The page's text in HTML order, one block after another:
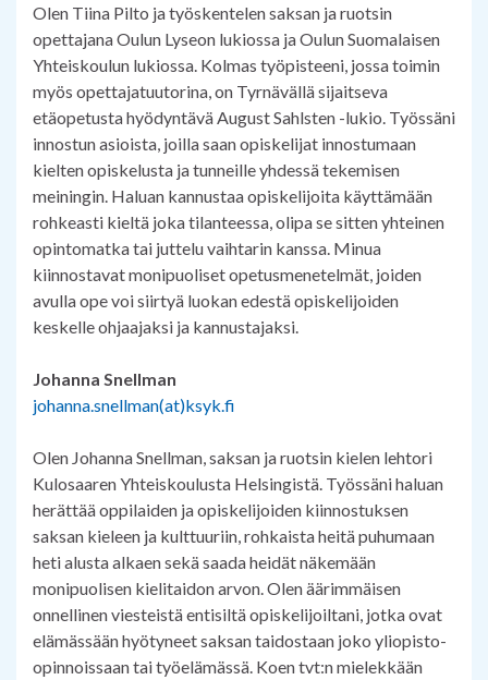
Olen Tiina Pilto ja työskentelen saksan ja ruotsin
opettajana Oulun Lyseon lukiossa ja Oulun Suomalaisen
Yhteiskoulun lukiossa. Kolmas työpisteeni, jossa toimin
myös opettajatuutorina, on Tyrnävällä sijaitseva
etäopetusta hyödyntävä August Sahlsten -lukio. Työssäni
innostun asioista, joilla saan opiskelijat innostumaan
kielten opiskelusta ja tunneille yhdessä tekemisen
meiningin. Haluan kannustaa opiskelijoita käyttämään
rohkeasti kieltä joka tilanteessa, olipa se sitten yhteinen
opintomatka tai juttelu vaihtarin kanssa. Minua
kiinnostavat monipuoliset opetusmenetelmät, joiden
avulla ope voi siirtyä luokan edestä opiskelijoiden
keskelle ohjaajaksi ja kannustajaksi.
Johanna Snellman
johanna.snellman(at)ksyk.fi
Olen Johanna Snellman, saksan ja ruotsin kielen lehtori
Kulosaaren Yhteiskoulusta Helsingistä. Työssäni haluan
herättää oppilaiden ja opiskelijoiden kiinnostuksen
saksan kieleen ja kulttuuriin, rohkaista heitä puhumaan
heti alusta alkaen sekä saada heidät näkemään
monipuolisen kielitaidon arvon. Olen äärimmäisen
onnellinen viesteistä entisiltä opiskelijoiltani, jotka ovat
elämässään hyötyneet saksan taidostaan joko yliopisto-
opinnoissaan tai työelämässä. Koen tvt:n mielekkään